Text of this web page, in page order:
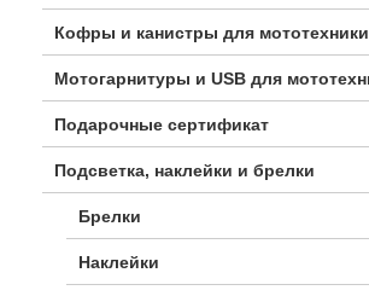
Кофры и канистры для мототехники
Мотогарнитуры и USB для
Подарочные сертификат
Подсветка, наклейки и брелки
Брелки
Наклейки